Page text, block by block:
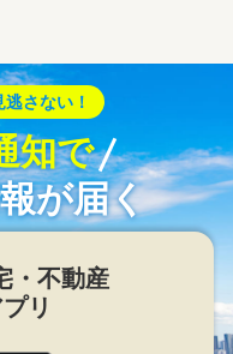
さない！
知で
が届く
・不動産
リ